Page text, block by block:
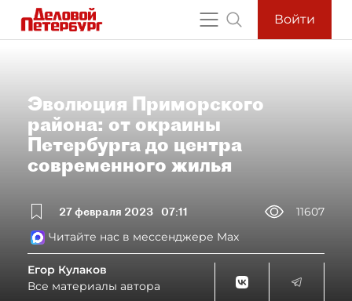
Войти
Эволюция Приморского
района: от окраины
Петербурга до центра
современного жилья
27 февраля 2023 07:11
11607
Читайте нас в мессенджере Max
Егор Кулаков
Все материалы автора